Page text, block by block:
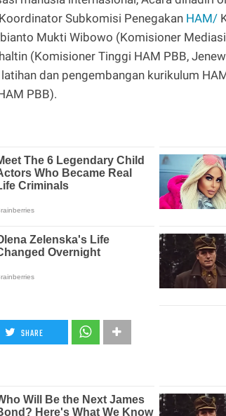
Subkomisi Penegakan HAM/
Mukti Wibowo (Komisioner
(Komisioner Tinggi HAM PBB,
dan pengembangan kurikulum
PBB).
SHARE